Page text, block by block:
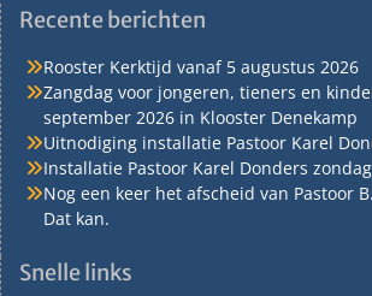
Recente berichten
Rooster Kerktijd vanaf 5 augustus 2026
Zangdag voor jongeren, tieners en
september 2026 in Klooster Denekamp
Uitnodiging installatie Pastoor Karel
Installatie Pastoor Karel Donders
Nog een keer het afscheid van Pastoor
Dat kan.
Snelle links